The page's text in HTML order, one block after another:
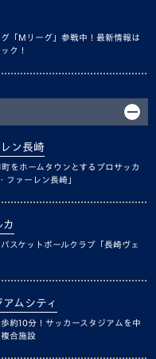
「Mリーグ」参戦中！最新情報は
ク！
ン長崎
をホームタウンとするプロサッカ
ファーレン長崎」
カ
スケットボールクラブ「長崎ヴェ
ムシティ
約10分！サッカースタジアムを中
合施設